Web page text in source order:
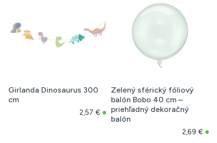
Girlanda Dinosaurus 300
cm
2,57 €
Zelený sférický fóliový
balón Bobo 40 cm –
priehľadný dekoračný
balón
2,69 €